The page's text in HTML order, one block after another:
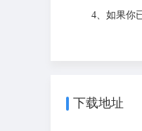
4、如果你
下载地址